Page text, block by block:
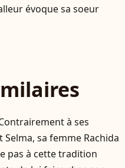
évoque sa soeur
à ses
sa femme Rachida
pas à cette tradition